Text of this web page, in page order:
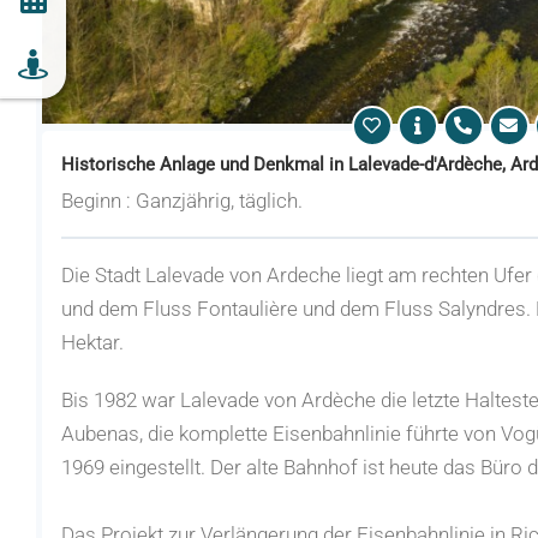
Historische Anlage und Denkmal in Lalevade-d'Ardèche,
Beginn : Ganzjährig, täglich.
Die Stadt Lalevade von Ardeche liegt am rechten
und dem Fluss Fontaulière und dem Fluss
Hektar.
Bis 1982 war Lalevade von Ardèche die letzte
Aubenas, die komplette Eisenbahnlinie führte von
1969 eingestellt. Der alte Bahnhof ist heute das Büro